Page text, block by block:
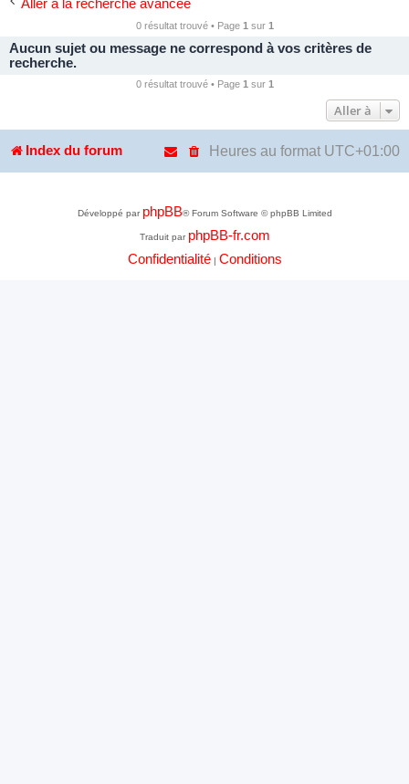
Aller à la recherche avancée
0 résultat trouvé • Page 1 sur 1
Aucun sujet ou message ne correspond à vos critères de
recherche.
0 résultat trouvé • Page 1 sur 1
Aller à
Index du forum Heures au format UTC+01:00
Développé par phpBB® Forum Software © phpBB Limited
Traduit par phpBB-fr.com
Confidentialité| Conditions